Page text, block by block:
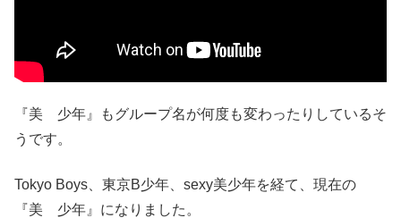
『美 少年』もグループ名が何度も変わったりしているそ
うです。
Tokyo Boys、東京B少年、sexy美少年を経て、現在の
『美 少年』になりました。